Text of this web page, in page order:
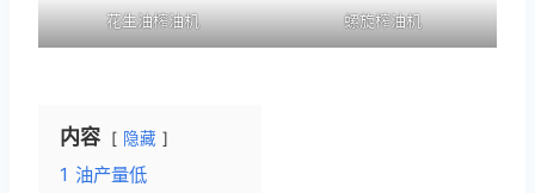
花生油榨油机 螺旋榨油机
内容 隐藏
1 油产量低